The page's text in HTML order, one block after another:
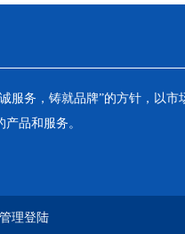
服务，铸就品牌”的方针，以市
品和服务。
管理登陆